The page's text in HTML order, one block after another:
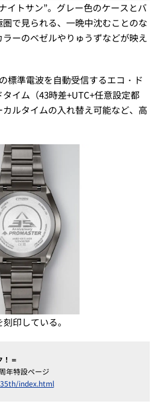
イトサン”。グレー色のケースとバ
で見られる、一晩中沈むことのな
ーのベゼルやりゅうずなどが映え
標準電波を自動受信するエコ・ド
イム（43時差+UTC+任意設定都
ルタイムの入れ替え可能など、高
印している。
！＝
年特設ページ
index.html